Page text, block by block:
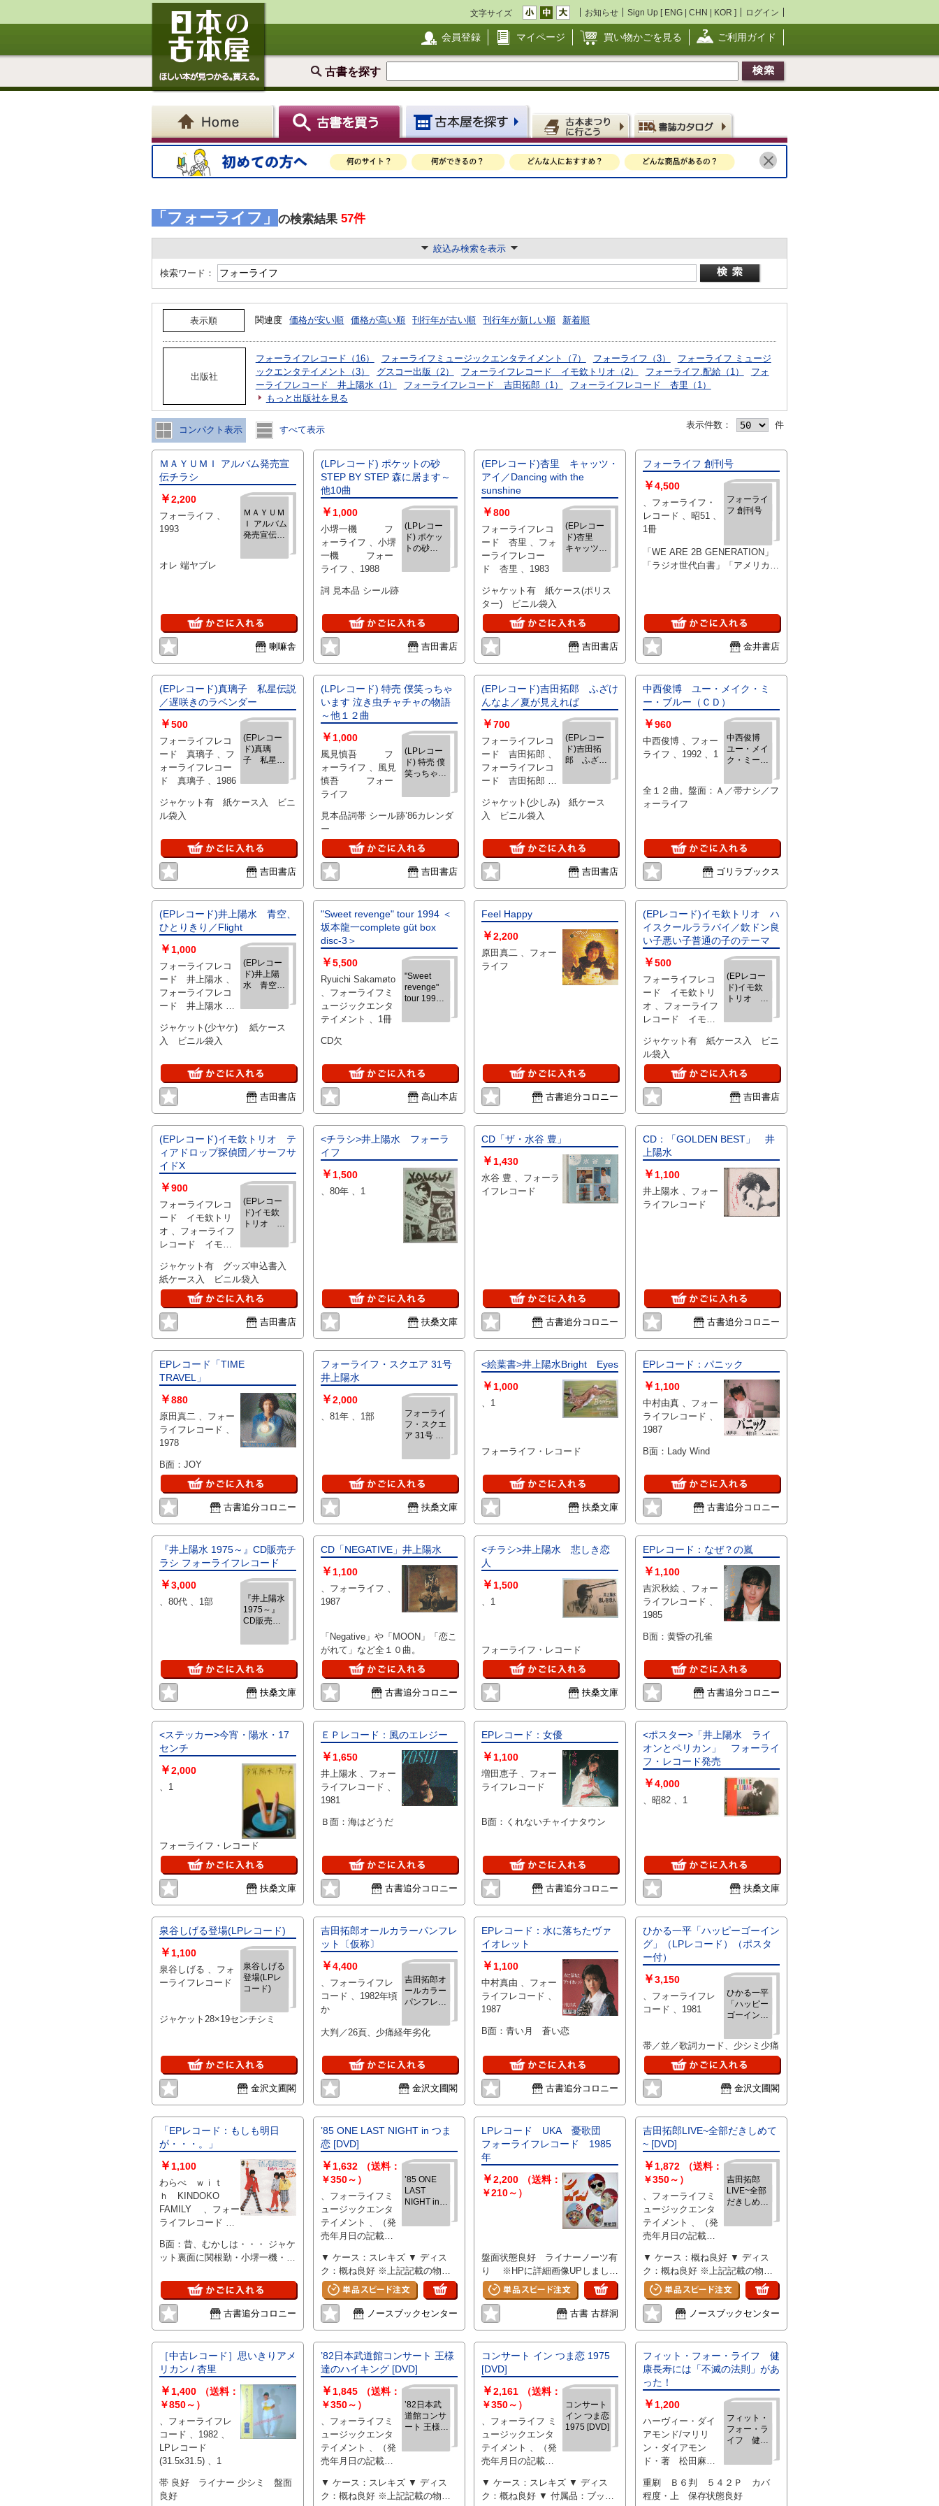
文字サイズ お知らせ Sign Up [ ENG | CHN | KOR ] ログイン
会員登録 マイページ 買い物かごを見る ご利用ガイド
古書を探す
「フォーライフ」 の検索結果 57件
絞込み検索を表示
検索ワード：
表示順 関連度 価格が安い順 価格が高い順 刊行年が古い順 刊行年が新しい順 新着順
出版社
フォーライフレコード（16） フォーライフミュージックエンタテイメント（7） フォーライフ（3）
フォーライフ ミュージ
ックエンタテイメント（3）
グスコー出版（2） フォーライフレコード イモ欽トリオ（2） フォーライフ.配給（1）
フォ
ーライフレコード 井上陽水（1）
フォーライフレコード 吉田拓郎（1）
フォーライフレコード 杏里（1）
もっと出版社を見る
コンパクト表示 すべて表示 表示件数： 件
ＭＡＹＵＭＩ アルバム発売宣
伝チラシ
ＭＡＹＵＭ
Ｉ アルバム
発売宣伝チ
￥2,200
フォーライフ 、
1993
オレ 端ヤブレ
喇嘛舎
(LPレコード) ポケットの砂
STEP BY STEP 森に居ます～
他10曲
(LPレコー
ド) ポケッ
トの砂
STEP 森に
￥ 1,000
小堺一機 フ
ォーライフ 、小堺
一機 フォー
ライフ 、1988
詞 見本品 シール跡
吉田書店
(EPレコード)杏里 キャッツ・
アイ／Dancing with the
sunshine
(EPレコー
ド)杏里
キャッツ・
Dancing
sunshine
￥800
フォーライフレコ
ード 杏里 、フォ
ーライフレコー
ド 杏里 、1983
ジャケット有 紙ケース(ポリス
ター) ビニル袋入
吉田書店
フォーライフ 創刊号
フォーライ
フ 創刊号
￥4,500
、フォーライフ・
レコード 、昭51 、
1冊
「WE ARE 2B GENERATION」
「ラジオ世代白書」「アメリカの
金井書店
(EPレコード)真璃子 私星伝説
／遅咲きのラベンダー
(EPレコー
ド)真璃
子 私星伝
のラベンダ
￥500
フォーライフレコ
ード 真璃子 、フ
ォーライフレコー
ド 真璃子 、1986
ジャケット有 紙ケース入 ビニ
ル袋入
吉田書店
(LPレコード) 特売 僕笑っちゃ
います 泣き虫チャチャの物語
～他１２曲
(LPレコー
ド) 特売 僕
笑っちゃい
チャチャの
２曲
￥ 1,000
風見慎吾 フ
ォーライフ 、風見
慎吾 フォー
ライフ
見本品詞帯 シール跡’86カレンダ
ー
吉田書店
(EPレコード)吉田拓郎 ふざけ
んなよ／夏が見えれば
(EPレコー
ド)吉田拓
郎 ふざけ
が見えれば
￥700
フォーライフレコ
ード 吉田拓郎 、
フォーライフレコ
ード 吉田拓郎 、
ジャケット(少しみ) 紙ケース
入 ビニル袋入
吉田書店
中西俊博 ユー・メイク・ミ
ー・ブルー（ＣＤ）
中西俊博
ユー・メイ
ク・ミー・
Ｄ）
￥960
中西俊博 、フォー
ライフ 、1992 、1
全１２曲。盤面：Ａ／帯ナシ／フ
ォーライフ
ゴリラブックス
(EPレコード)井上陽水 青空、
ひとりきり／Flight
(EPレコー
ド)井上陽
水 青空、
／Flight
￥ 1,000
フォーライフレコ
ード 井上陽水 、
フォーライフレコ
ード 井上陽水 、
ジャケット(少ヤケ) 紙ケース
入 ビニル袋入
吉田書店
"Sweet revenge" tour 1994 ＜
坂本龍一complete güt box
disc-3＞
"Sweet
revenge"
tour 1994
complete
￥5,500
Ryuichi Sakamøto
、フォーライフミ
ュージックエンタ
テイメント 、1冊
CD欠
高山本店
Feel Happy
￥2,200
原田真二 、フォー
ライフ
古書追分コロニー
(EPレコード)イモ欽トリオ ハ
イスクールララバイ／欽ドン良
い子悪い子普通の子のテーマ
(EPレコー
ド)イモ欽
トリオ ハ
ララバイ／
子悪い子普
ーマ
￥500
フォーライフレコ
ード イモ欽トリ
オ 、フォーライフ
レコード イモ欽
ジャケット有 紙ケース入 ビニ
ル袋入
吉田書店
(EPレコード)イモ欽トリオ テ
ィアドロップ探偵団／サーフサ
イドX
(EPレコー
ド)イモ欽
トリオ テ
プ探偵団／
ドX
￥900
フォーライフレコ
ード イモ欽トリ
オ 、フォーライフ
レコード イモ欽
ジャケット有 グッズ申込書入
紙ケース入 ビニル袋入
吉田書店
<チラシ>井上陽水 フォーラ
イフ
￥ 1,500
、80年 、1
扶桑文庫
CD「ザ・水谷 豊」
￥ 1,430
水谷 豊 、フォーラ
イフレコード
古書追分コロニー
CD：「GOLDEN BEST」 井
上陽水
￥ 1,100
井上陽水 、フォー
ライフレコード
古書追分コロニー
EPレコード「TIME
TRAVEL」
￥880
原田真二 、フォー
ライフレコード 、
1978
B面：JOY
古書追分コロニー
フォーライフ・スクエア 31号
井上陽水
フォーライ
フ・スクエ
ア 31号 井
￥2,000
、81年 、1部
扶桑文庫
<絵葉書>井上陽水Bright Eyes
￥ 1,000
、1
フォーライフ・レコード
扶桑文庫
EPレコード：パニック
￥ 1,100
中村由真 、フォー
ライフレコード 、
1987
B面：Lady Wind
古書追分コロニー
『井上陽水 1975～』CD販売チ
ラシ フォーライフレコード
『井上陽水
1975～』
CD販売チ
ライフレコ
￥3,000
、80代 、1部
扶桑文庫
CD「NEGATIVE」井上陽水
￥ 1,100
、フォーライフ 、
1987
「Negative」や「MOON」「恋こ
がれて」など全１０曲。
古書追分コロニー
<チラシ>井上陽水 悲しき恋
人
￥ 1,500
、1
フォーライフ・レコード
扶桑文庫
EPレコード：なぜ？の嵐
￥ 1,100
吉沢秋絵 、フォー
ライフレコード 、
1985
B面：黄昏の孔雀
古書追分コロニー
<ステッカー>今宵・陽水・17
センチ
￥2,000
、1
フォーライフ・レコード
扶桑文庫
ＥＰレコード：風のエレジー
￥ 1,650
井上陽水 、フォー
ライフレコード 、
1981
Ｂ面：海はどうだ
古書追分コロニー
EPレコード：女優
￥ 1,100
増田恵子 、フォー
ライフレコード
B面：くれないチャイナタウン
古書追分コロニー
<ポスター>「井上陽水 ライ
オンとペリカン」 フォーライ
フ・レコード発売
￥4,000
、昭82 、1
扶桑文庫
泉谷しげる登場(LPレコード)
泉谷しげる
登場(LPレ
コード)
￥ 1,100
泉谷しげる 、フォ
ーライフレコード
ジャケット28×19センチシミ
金沢文圃閣
吉田拓郎オールカラーパンフレ
ット〔仮称〕
吉田拓郎オ
ールカラー
パンフレッ
￥4,400
、フォーライフレ
コード 、1982年頃
か
大判／26頁、少痛経年劣化
金沢文圃閣
EPレコード：水に落ちたヴァ
イオレット
￥ 1,100
中村真由 、フォー
ライフレコード 、
1987
B面：青い月 蒼い恋
古書追分コロニー
ひかる一平「ハッピーゴーイン
グ」（LPレコード）（ポスタ
ー付）
ひかる一平
「ハッピー
ゴーイン
コード）
（ポスター
付）
￥3,150
、フォーライフレ
コード 、1981
帯／並／歌詞カード、少シミ少痛
金沢文圃閣
「EPレコード：もしも明日
が・・・。」
￥ 1,100
わらべ ｗｉｔ
ｈ KINDOKO
FAMILY 、フォー
ライフレコード 、
B面：昔、むかしは・・・ ジャケ
ット裏面に関根勤・小堺一機・真
古書追分コロニー
’85 ONE LAST NIGHT in つま
恋 [DVD]
’85 ONE
LAST
NIGHT in
[DVD]
￥ 1,632
（送料：
￥350～）
、フォーライフミ
ュージックエンタ
テイメント 、（発
売年月日の記載と
等について気にな
る際には別途お問
い合わせくださ
い） 、dvd
▼ ケース：スレキズ ▼ ディス
ク：概ね良好 ※上記記載の物の
みの出品となります
ノースブックセンター
LPレコード UKA 憂歌団
フォーライフレコード 1985
年
￥2,200
（送料：
￥210～）
盤面状態良好 ライナーノーツ有
り ※HPに詳細画像UPしまし
た。※発送はスマートレター
¥180〜、4Kg超過は宅急便となり
ます。
古書 古群洞
吉田拓郎LIVE~全部だきしめて
~ [DVD]
吉田拓郎
LIVE~全部
だきしめて
￥ 1,872
（送料：
￥350～）
、フォーライフミ
ュージックエンタ
テイメント 、（発
売年月日の記載と
等について気にな
る際には別途お問
い合わせくださ
い） 、dvd
▼ ケース：概ね良好 ▼ ディス
ク：概ね良好 ※上記記載の物の
みの出品となります
ノースブックセンター
［中古レコード］思いきりアメ
リカン / 杏里
￥ 1,400
（送料：
￥850～）
、フォーライフレ
コード 、1982 、
LPレコード
(31.5x31.5) 、1
帯 良好 ライナー 少シミ 盤面
良好
’82日本武道館コンサート 王様
達のハイキング [DVD]
’82日本武
道館コンサ
ート 王様達
グ [DVD]
￥ 1,845
（送料：
￥350～）
、フォーライフミ
ュージックエンタ
テイメント 、（発
売年月日の記載と
等について気にな
る際には別途お問
▼ ケース：スレキズ ▼ ディス
ク：概ね良好 ※上記記載の物の
コンサート イン つま恋 1975
[DVD]
コンサート
イン つま恋
1975 [DVD]
￥2,161
（送料：
￥350～）
、フォーライフ ミ
ュージックエンタ
テイメント 、（発
売年月日の記載と
等について気にな
る際には別途お問
▼ ケース：スレキズ ▼ ディス
ク：概ね良好 ▼ 付属品：ブック
フィット・フォー・ライフ 健
康長寿には「不滅の法則」があ
った！
フィット・
フォー・ラ
イフ 健康
「不滅の法
た！
￥ 1,200
ハーヴィー・ダイ
アモンド/マリリ
ン・ダイアモン
ド・著 松田麻美
出版 、2010 、1冊
重刷 Ｂ６判 ５４２Ｐ カバ
程度・上 保存状態良好